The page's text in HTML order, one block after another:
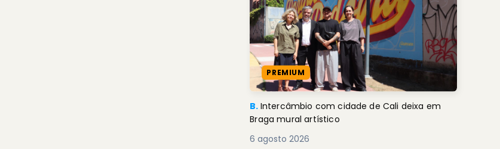
PREMIUM
B. Intercâmbio com cidade de Cali deixa em
Braga mural artístico
6 agosto 2026